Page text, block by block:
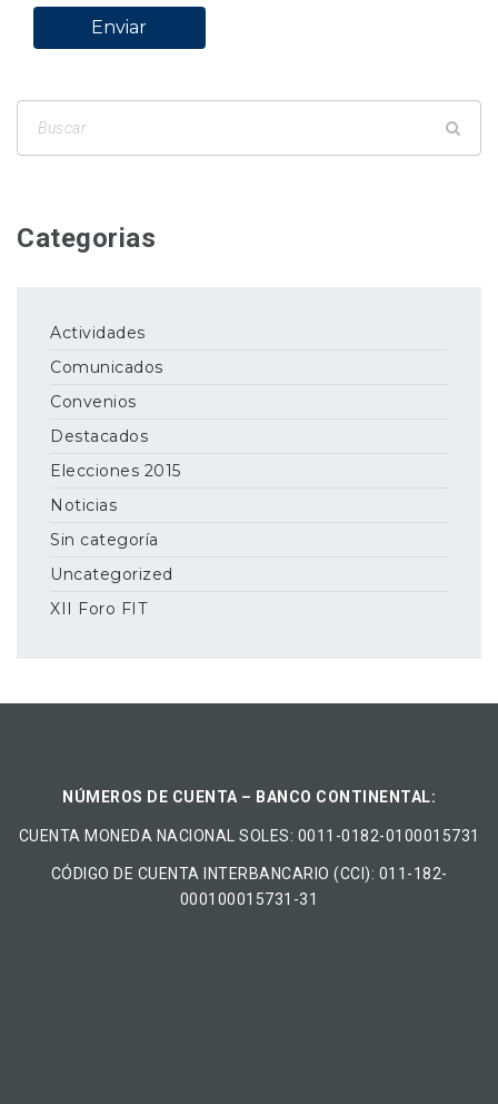
Categorias
Actividades
Comunicados
Convenios
Destacados
Elecciones 2015
Noticias
Sin categoría
Uncategorized
XII Foro FIT
NÚMEROS DE CUENTA – BANCO CONTINENTAL:
CUENTA MONEDA NACIONAL​ ​SOLES​: 0011-0182-0100015731
CÓDIGO DE CUENTA INTERBANCARIO (CCI): 011-182-
000100015731-31